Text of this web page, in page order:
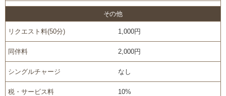
その他
リクエスト料(50分) 1,000円
同伴料 2,000円
シングルチャージ なし
税・サービス料 10%